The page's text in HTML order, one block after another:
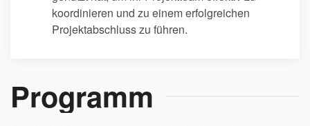
koordinieren und zu einem erfolgreichen
Projektabschluss zu führen.
Programm